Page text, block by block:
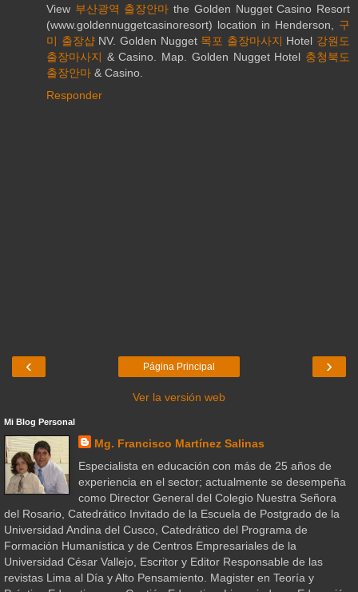
View 부산광역 출장안마 the Golden Nugget Casino Resort
(www.goldennuggetcasinoresort) location in Henderson, 구
미 출장샵NV. Golden Nugget 목포 출장마사지 Hotel 강원도
출장마사지 & Casino. Map. Golden Nugget Hotel 충청북도
출장안마 & Casino.
Responder
‹ ›
Página Principal
Ver la versión web
Mi Blog Personal
Mg. Francisco Martínez Salinas
Especialista en educación con más de 25 años de
experiencia en el sector; actualmente se desempeña
como Director General del Colegio Nuestra Señora
del Rosario, Catedrático Invitado de la Escuela de Postgrado de la
Universidad Andina del Cusco, Catedrático del Programa de
Formación Humanística y de Centros Empresariales de la
Universidad César Vallejo, Escritor y Editor Responsable de las
revistas Lima al Día y Alto Pensamiento. Magister en Teoría y